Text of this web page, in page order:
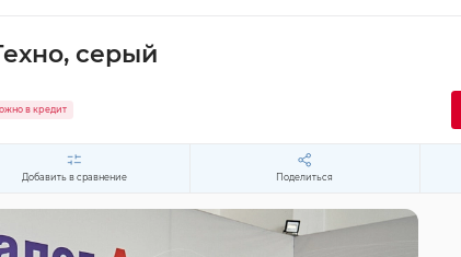
серый
в кредит
Добавить в сравнение Поделиться